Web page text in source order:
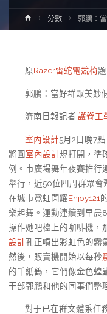
Home分數 郭鵬：
原Razer雷蛇電競椅題
郭鵬：當好群眾美妙
濟南日報記者 護脊工
室內設計5月2日晚7
將圓室內設計規打開，準
例。市廣場舞年夜賽推行
舉行，近50位四周群眾會
在城市霓虹閃耀Enjoy121
樂起舞。運動連續到早晨
操作她吧檯上的咖啡機，
設計孔正噴出彩虹色的霧
然後，販賣機開始以每秒
的千紙鶴，它們像金色
干部郭鵬和他的同事們整
對于已在群文體系任